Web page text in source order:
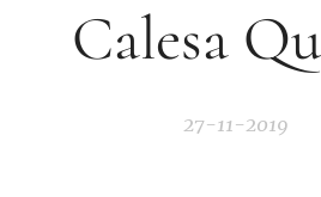
Calesa
27-11-2019